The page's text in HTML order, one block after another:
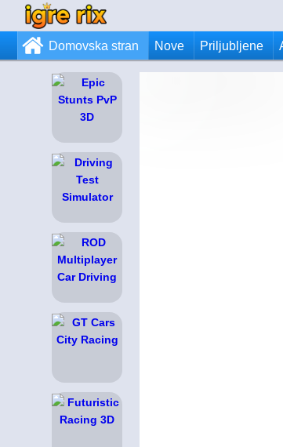
Domovska stran Nove Priljubljene